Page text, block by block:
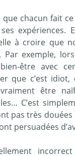
chacun fait
expériences.
à croire que
exemple,
être avec
que c’est
être
C’est
pas très
persuadées